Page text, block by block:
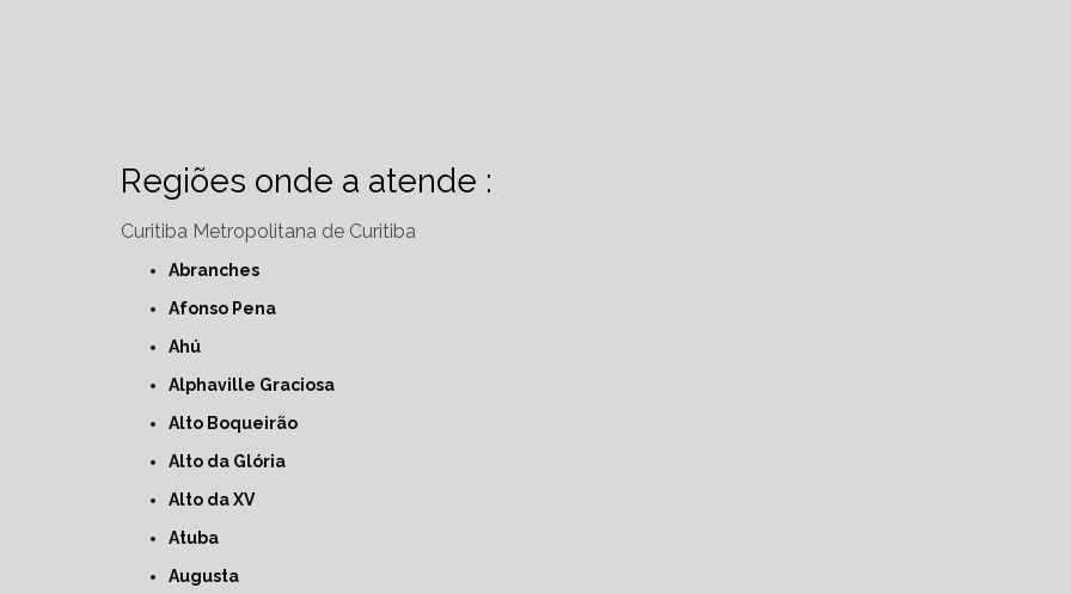
Regiões onde a atende :
Curitiba Metropolitana de Curitiba
Abranches
Afonso Pena
Ahú
Alphaville Graciosa
Alto Boqueirão
Alto da Glória
Alto da XV
Atuba
Augusta